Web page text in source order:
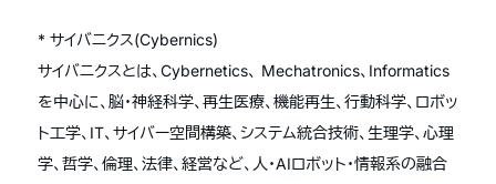
* サイバニクス(Cybernics)
サイバニクスとは、Cybernetics、 Mechatronics、Informatics
を中心に、脳・神経科学、再生医療、機能再生、行動科学、ロボッ
ト工学、IT、サイバー空間構築、システム統合技術、生理学、心理
学、哲学、倫理、法律、経営など、人・AIロボット・情報系の融合